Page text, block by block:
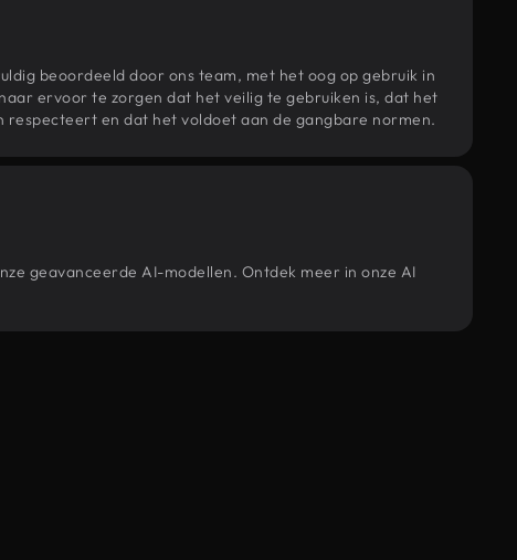
beoordeeld door ons team, met het oog op gebruik in
ervoor te zorgen dat het veilig te gebruiken is, dat het
respecteert en dat het voldoet aan de gangbare normen.
geavanceerde AI-modellen. Ontdek meer in onze AI